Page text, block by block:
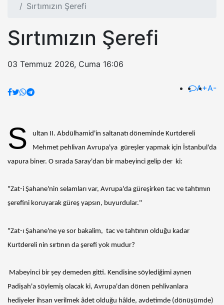
Sırtımızın Şerefi
Sırtımızın Şerefi
03 Temmuz 2026, Cuma 16:06
A+A-
S
ultan II. Abdülhamid'in saltanatı döneminde Kurtdereli
Mehmet pehlivan Avrupa'ya güreşler yapmak için İstanbul'da
vapura biner. O sırada Saray'dan bir mabeyinci gelip der ki:
"Zat-i Şahane'nin selamları var, Avrupa'da güreşirken tac ve tahtımın
şerefini koruyarak güreş yapsın, buyurdular."
"Zat-ı Şahane'ne ye sor bakalim, tac ve tahtının olduğu kadar
Kurtdereli nin sırtının da şerefi yok mudur?
Mabeyinci bir şey demeden gitti. Kendisine söylediğimi aynen
Padişah'a söylemiş olacak ki, Avrupa'dan dönen pehlivanlara
hediyeler ihsan verilmek âdet olduğu hâlde, avdetimde (dönüşümde)